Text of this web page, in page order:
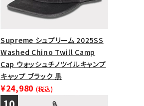
Supreme シュプリーム 2025SS
Washed Chino Twill Camp
Cap ウォッシュチノツイルキャンプ
キャップ ブラック 黒
¥24,980 (税込)